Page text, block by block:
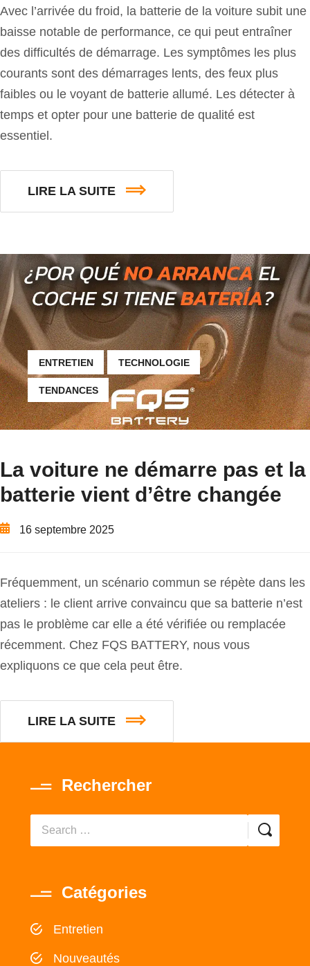
Avec l’arrivée du froid, la batterie de la voiture subit une
baisse notable de performance, ce qui peut entraîner
des difficultés de démarrage. Les symptômes les plus
courants sont des démarrages lents, des feux plus
faibles ou le voyant de batterie allumé. Les détecter à
temps et opter pour une batterie de qualité est
essentiel.
LIRE LA SUITE
ENTRETIEN TECHNOLOGIE
TENDANCES
La voiture ne démarre pas et la
batterie vient d’être changée
16 septembre 2025
Fréquemment, un scénario commun se répète dans les
ateliers : le client arrive convaincu que sa batterie n’est
pas le problème car elle a été vérifiée ou remplacée
récemment. Chez FQS BATTERY, nous vous
expliquons ce que cela peut être.
LIRE LA SUITE
Rechercher
Catégories
Entretien
Nouveautés